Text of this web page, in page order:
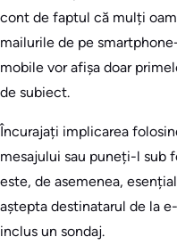
cont de faptul că mulți
mailurile de pe
mobile vor afișa doar
de subiect.
Încurajați implicarea
mesajului sau puneți-l sub
este, de asemenea,
aștepta destinatarul de la
inclus un sondaj.